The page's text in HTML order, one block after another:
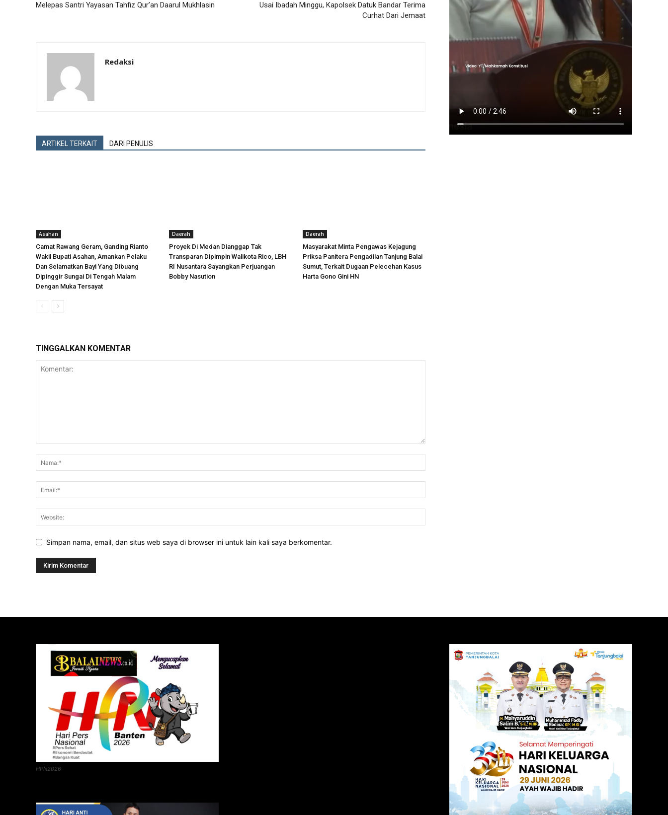
Melepas Santri Yayasan Tahfiz Qur’an Daarul Mukhlasin
Usai Ibadah Minggu, Kapolsek Datuk Bandar Terima
Curhat Dari Jemaat
Redaksi
ARTIKEL TERKAIT DARI PENULIS
Asahan
Camat Rawang Geram, Ganding Rianto
Wakil Bupati Asahan, Amankan Pelaku
Dan Selamatkan Bayi Yang Dibuang
Dipinggir Sungai Di Tengah Malam
Dengan Muka Tersayat
Daerah
Proyek Di Medan Dianggap Tak
Transparan Dipimpin Walikota Rico, LBH
RI Nusantara Sayangkan Perjuangan
Bobby Nasution
Daerah
Masyarakat Minta Pengawas Kejagung
Priksa Panitera Pengadilan Tanjung Balai
Sumut, Terkait Dugaan Pelecehan Kasus
Harta Gono Gini HN
TINGGALKAN KOMENTAR
Simpan nama, email, dan situs web saya di browser ini untuk lain kali saya berkomentar.
HPN2026